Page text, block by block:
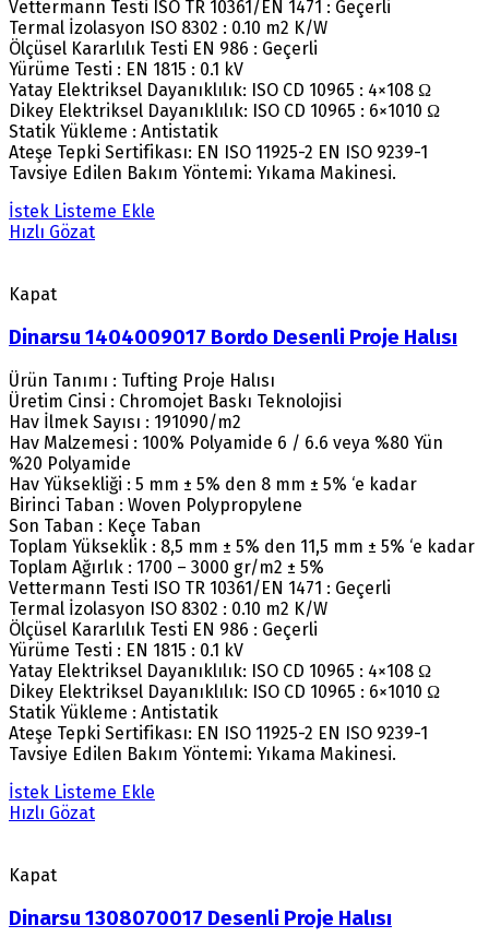
Vettermann Testi ISO TR 10361/EN 1471 : Geçerli
Termal İzolasyon ISO 8302 : 0.10 m2 K/W
Ölçüsel Kararlılık Testi EN 986 : Geçerli
Yürüme Testi : EN 1815 : 0.1 kV
Yatay Elektriksel Dayanıklılık: ISO CD 10965 : 4×108 Ω
Dikey Elektriksel Dayanıklılık: ISO CD 10965 : 6×1010 Ω
Statik Yükleme : Antistatik
Ateşe Tepki Sertifikası: EN ISO 11925-2 EN ISO 9239-1
Tavsiye Edilen Bakım Yöntemi: Yıkama Makinesi.
İstek Listeme Ekle
Hızlı Gözat
Kapat
Dinarsu 1404009017 Bordo Desenli Proje Halısı
Ürün Tanımı : Tufting Proje Halısı
Üretim Cinsi : Chromojet Baskı Teknolojisi
Hav İlmek Sayısı : 191090/m2
Hav Malzemesi : 100% Polyamide 6 / 6.6 veya %80 Yün
%20 Polyamide
Hav Yüksekliği : 5 mm ± 5% den 8 mm ± 5% ‘e kadar
Birinci Taban : Woven Polypropylene
Son Taban : Keçe Taban
Toplam Yükseklik : 8,5 mm ± 5% den 11,5 mm ± 5% ‘e kadar
Toplam Ağırlık : 1700 – 3000 gr/m2 ± 5%
Vettermann Testi ISO TR 10361/EN 1471 : Geçerli
Termal İzolasyon ISO 8302 : 0.10 m2 K/W
Ölçüsel Kararlılık Testi EN 986 : Geçerli
Yürüme Testi : EN 1815 : 0.1 kV
Yatay Elektriksel Dayanıklılık: ISO CD 10965 : 4×108 Ω
Dikey Elektriksel Dayanıklılık: ISO CD 10965 : 6×1010 Ω
Statik Yükleme : Antistatik
Ateşe Tepki Sertifikası: EN ISO 11925-2 EN ISO 9239-1
Tavsiye Edilen Bakım Yöntemi: Yıkama Makinesi.
İstek Listeme Ekle
Hızlı Gözat
Kapat
Dinarsu 1308070017 Desenli Proje Halısı